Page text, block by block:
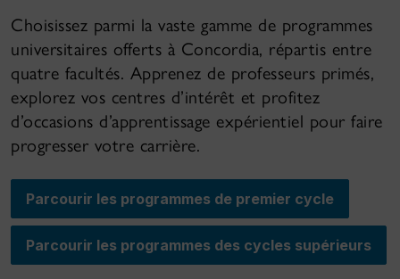
Choisissez parmi la vaste gamme de programmes
universitaires offerts à Concordia, répartis entre
quatre facultés. Apprenez de professeurs primés,
explorez vos centres d’intérêt et profitez
d’occasions d’apprentissage expérientiel pour faire
progresser votre carrière.
Parcourir les programmes de premier cycle
Parcourir les programmes des cycles supérieurs